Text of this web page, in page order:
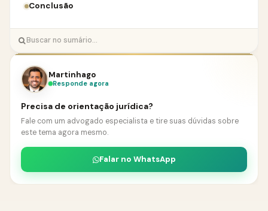
Conclusão
Martinhago
Responde agora
Precisa de orientação jurídica?
Fale com um advogado especialista e tire suas dúvidas sobre
este tema agora mesmo.
Falar no WhatsApp